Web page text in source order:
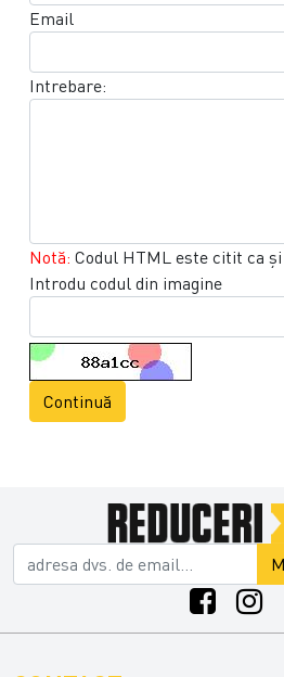
Email
Intrebare:
Notă: Codul HTML este citit ca
Introdu codul din imagine
Continuă